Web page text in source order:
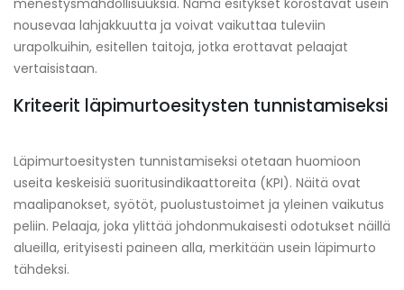
nousevaa lahjakkuutta ja voivat vaikuttaa tuleviin
urapolkuihin, esitellen taitoja, jotka erottavat pelaajat
vertaisistaan.
Kriteerit läpimurtoesitysten tunnistamiseksi
Läpimurtoesitysten tunnistamiseksi otetaan huomioon
useita keskeisiä suoritusindikaattoreita (KPI). Näitä ovat
maalipanokset, syötöt, puolustustoimet ja yleinen vaikutus
peliin. Pelaaja, joka ylittää johdonmukaisesti odotukset näillä
alueilla, erityisesti paineen alla, merkitään usein läpimurto
tähdeksi.